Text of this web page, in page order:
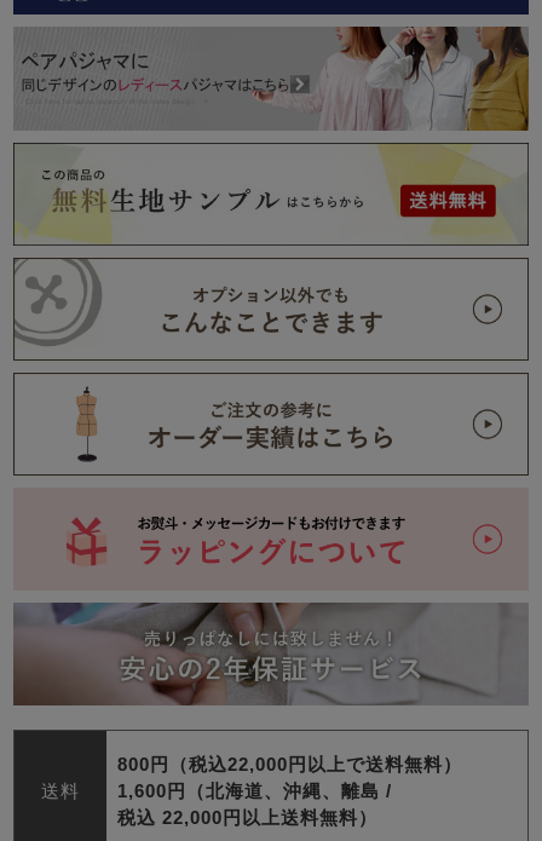
送料
800円（税込22,000円以上で送料無料）
1,600円（北海道、沖縄、離島 /
税込 22,000円以上送料無料）